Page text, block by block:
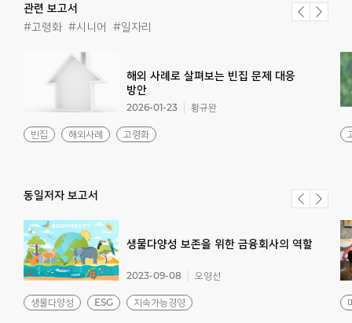
관련 보고서
#고령화 #시니어 #일자리
해외 사례로 살펴보는 빈집 문제 대응
방안
빈집 해외사례 고령화
2026-01-23 황규완
동일저자 보고서
생물다양성 보존을 위한 금융회사의 역할
생물다양성 ESG 지속가능경영
2023-09-08 오영선